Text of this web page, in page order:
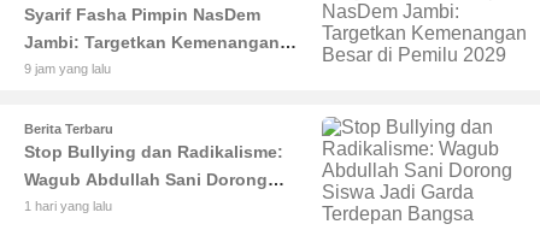
Syarif Fasha Pimpin NasDem
Jambi: Targetkan Kemenangan
Besar di Pemilu 2029
9 jam yang lalu
Berita Terbaru
Stop Bullying dan Radikalisme:
Wagub Abdullah Sani Dorong
Siswa Jadi Garda Terdepan
1 hari yang lalu